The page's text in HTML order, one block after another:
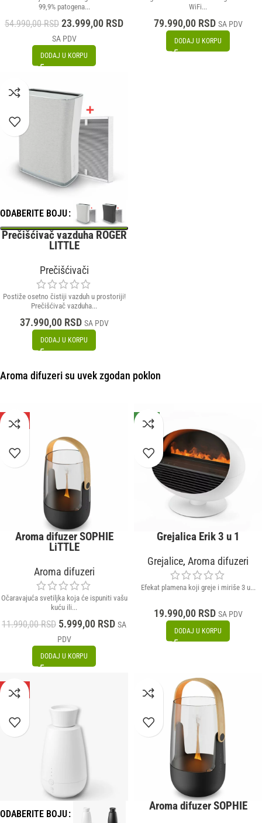
99,9% patogena...
54.990,00RSD 23.999,00 RSD
SA PDV
DODAJ U KORPU
WiFi...
79.990,00 RSD SA PDV
DODAJ U KORPU
ODABERITE BOJU
Prečišćivač vazduha ROGER
LITTLE
Prečišćivači
Postiže osetno čistiji vazduh u prostoriji!
Prečišćivač vazduha...
37.990,00 RSD SA PDV
DODAJ U KORPU
Aroma difuzeri su uvek zgodan poklon
-50%
Aroma difuzer SOPHIE
LiTTLE
Aroma difuzeri
Očaravajuća svetiljka koja će ispuniti vašu
kuću ili...
11.990,00RSD 5.999,00 RSD SA
PDV
DODAJ U KORPU
NOVO
Grejalica Erik 3 u 1
Grejalice, Aroma difuzeri
Efekat plamena koji greje i miriše 3 u...
19.990,00 RSD SA PDV
DODAJ U KORPU
-25%
ODABERITE BOJU
Aroma difuzer SOPHIE